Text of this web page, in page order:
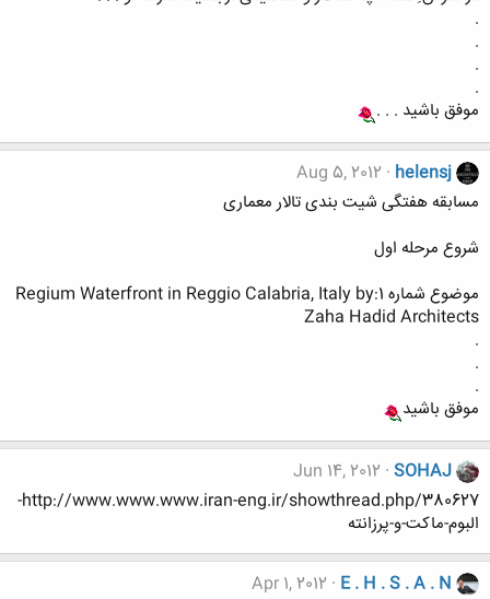
.
.
.
.
موفق باشید . . .
helensj
Aug 5, 2012
مسابقه هفتگی شیت بندی تالار معماری
شروع مرحله اول
موضوع شماره 1:Regium Waterfront in Reggio Calabria, Italy by
Zaha Hadid Architects
.
.
.
موفق باشید
SOHAJ
Jun 14, 2012
http://www.www.www.iran-eng.ir/showthread.php/380627-
البوم-ماکت-و-پرزانته
E . H . S . A . N
Apr 1, 2012